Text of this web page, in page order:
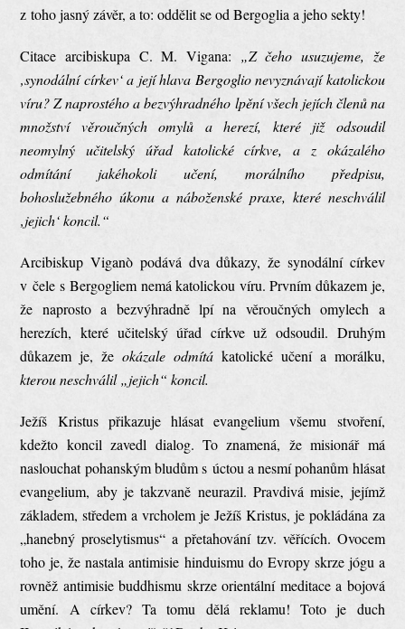
z toho jasný závěr, a to: oddělit se od Bergoglia a jeho sekty!
Citace arcibiskupa C. M. Vigana: „Z čeho usuzujeme, že
‚synodální církev‘ a její hlava Bergoglio nevyznávají katolickou
víru? Z naprostého a bezvýhradného lpění všech jejích členů na
množství věroučných omylů a herezí, které již odsoudil
neomylný učitelský úřad katolické církve, a z okázalého
odmítání jakéhokoli učení, morálního předpisu,
bohoslužebného úkonu a náboženské praxe, které neschválil
‚jejich‘ koncil.“
Arcibiskup Viganò podává dva důkazy, že synodální církev
v čele s Bergogliem nemá katolickou víru. Prvním důkazem je,
že naprosto a bezvýhradně lpí na věroučných omylech a
herezích, které učitelský úřad církve už odsoudil. Druhým
důkazem je, žeokázale odmítá katolické učení a morálku,
kterou neschválil „jejich“ koncil.
Ježíš Kristus přikazuje hlásat evangelium všemu stvoření,
kdežto koncil zavedl dialog. To znamená, že misionář má
naslouchat pohanským bludům s úctou a nesmí pohanům hlásat
evangelium, aby je takzvaně neurazil. Pravdivá misie, jejímž
základem, středem a vrcholem je Ježíš Kristus, je pokládána za
„hanebný proselytismus“ a přetahování tzv. věřících. Ovocem
toho je, že nastala antimisie hinduismu do Evropy skrze jógu a
rovněž antimisie buddhismu skrze orientální meditace a bojová
umění. A církev? Ta tomu dělá reklamu! Toto je duch